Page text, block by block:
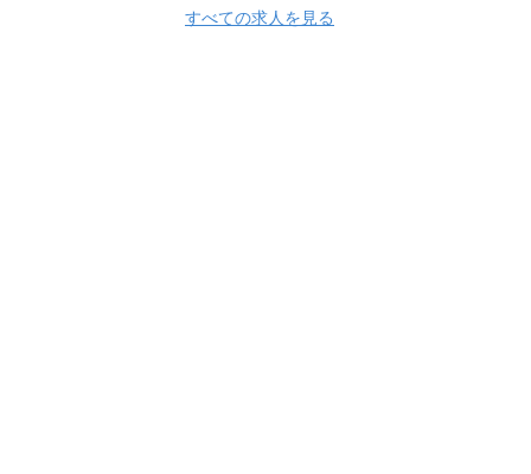
すべての求人を見る